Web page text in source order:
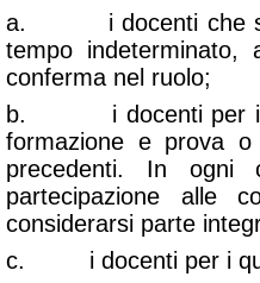
a. i docenti che si
tempo
conferma nel ruolo;
b. i docenti per i
formazione e prova
precedenti. In ogni
partecipazione alle
considerarsi parte
c. i docenti per i